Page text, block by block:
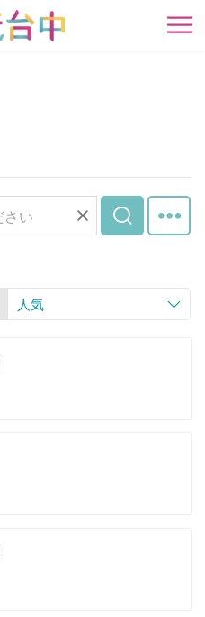
開
人気